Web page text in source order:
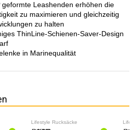
geformte Leashenden erhöhen die
zu maximieren und gleichzeitig
zu halten
ThinLine-Schienen-Saver-Design
in Marinequalität
Lifestyle Rucksäcke